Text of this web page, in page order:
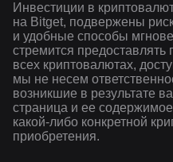
Инвестиции в
на Bitget, подвержены
и удобные способы
стремится
всех криптовалютах,
мы не несем
возникшие в результате
страница и ее
какой-либо конкретной
приобретения.